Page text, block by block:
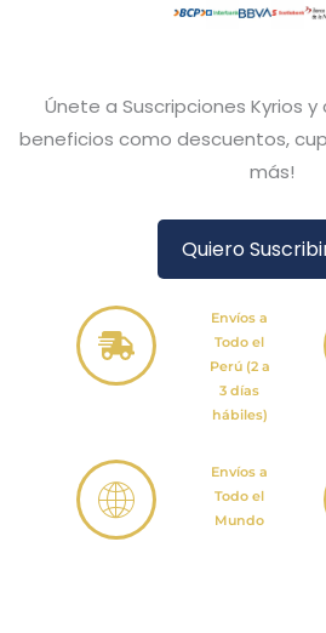
Únete a Suscripciones Kyrios
beneficios como descuentos,
más!
Quiero
Envíos a
Todo el
Perú (2 a
3 días
hábiles)
Envíos a
Todo el
Mundo